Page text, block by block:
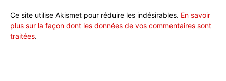
Ce site utilise Akismet pour réduire les indésirables. En savoir
plus sur la façon dont les données de vos commentaires sont
traitées.